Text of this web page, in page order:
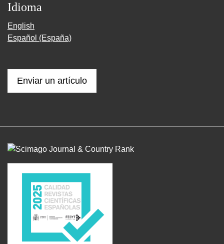
Idioma
English
Español (España)
Enviar un artículo